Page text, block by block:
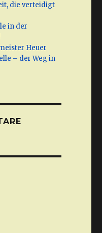
die verteidigt
in der
Heuer
– der Weg in